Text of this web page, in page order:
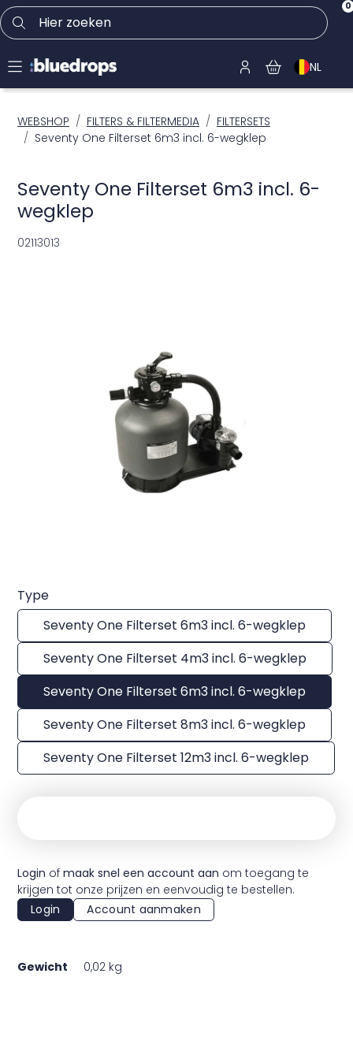
Hier zoeken 0
NL
WEBSHOP FILTERS & FILTERMEDIA
FILTERSETS
Seventy One Filterset 6m3 incl. 6-wegklep
Seventy One Filterset 6m3 incl. 6-
wegklep
02113013
Type
Seventy One Filterset 6m3 incl. 6-wegklep
Seventy One Filterset 4m3 incl. 6-wegklep
Seventy One Filterset 6m3 incl. 6-wegklep
Seventy One Filterset 8m3 incl. 6-wegklep
Seventy One Filterset 12m3 incl. 6-wegklep
Login of maak snel een account aan om toegang te
krijgen tot onze prijzen en eenvoudig te bestellen.
Login
Account aanmaken
Gewicht 0,02 kg